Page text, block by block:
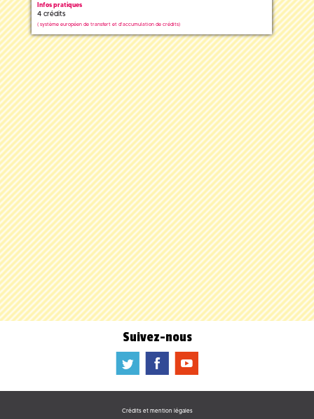
Infos pratiques
4 crédits
( système européen de transfert et d'accumulation de crédits)
Suivez-nous
a b f
Crédits et mention légales